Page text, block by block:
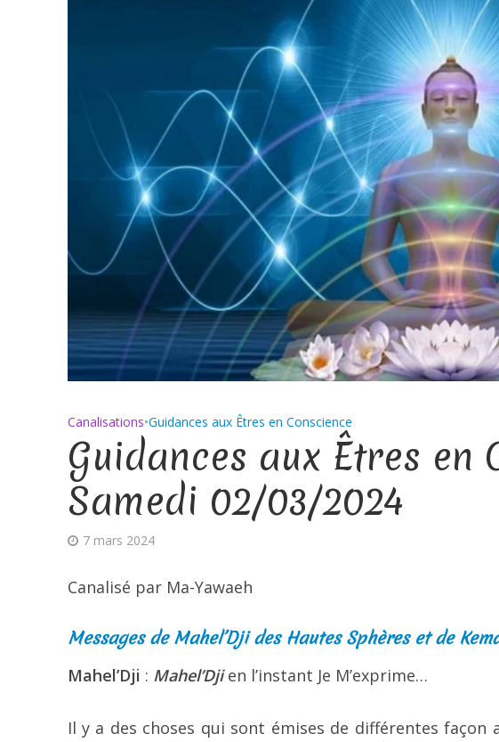
Canalisations•Guidances aux Êtres en Conscience
Guidances aux Êtres en
Samedi 02/03/2024
7 mars 2024
Canalisé par Ma-Yawaeh
Messages de Mahel’Dji des Hautes Sphères et de
Mahel’Dji : Mahel’Dji en l’instant Je M’exprime…
Il y a des choses qui sont émises de différentes